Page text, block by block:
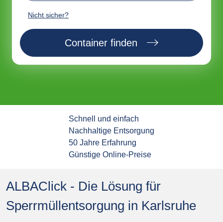
Nicht sicher?
Container finden
Schnell und einfach
Nachhaltige Entsorgung
50 Jahre Erfahrung
Günstige Online-Preise
ALBAClick - Die Lösung für
Sperrmüllentsorgung in Karlsruhe